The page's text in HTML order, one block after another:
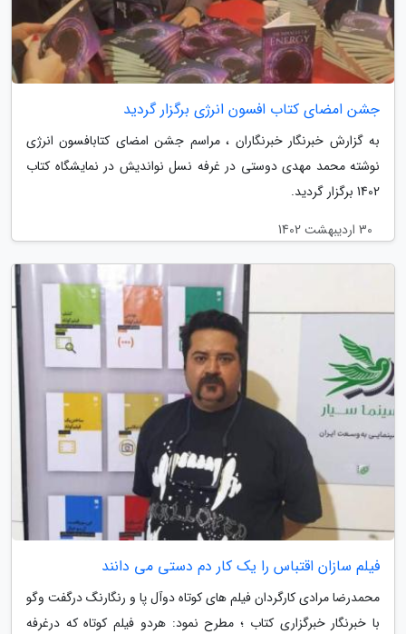
جشن امضای کتاب افسون انرژی برگزار گردید
به گزارش خبرنگار خبرنگاران ، مراسم جشن امضای کتابافسون انرژی
نوشته محمد مهدی دوستی در غرفه نسل نواندیش در نمایشگاه کتاب
1402 برگزار گردید.
30 اردیبهشت 1402
فیلم سازان اقتباس را یک کار دم دستی می دانند
محمدرضا مرادی کارگردان فیلم های کوتاه دوآل پا و رنگارنگ درگفت وگو
با خبرنگار خبرگزاری کتاب ؛ مطرح نمود: هردو فیلم کوتاه که درغرفه